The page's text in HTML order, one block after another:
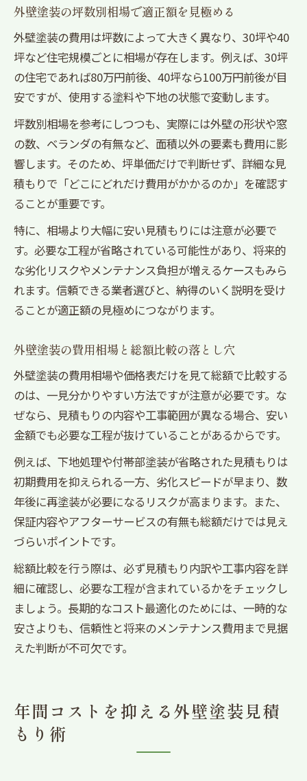
外壁塗装の坪数別相場で適正額を見極める
外壁塗装の費用は坪数によって大きく異なり、30坪や40
坪など住宅規模ごとに相場が存在します。例えば、30坪
の住宅であれば80万円前後、40坪なら100万円前後が目
安ですが、使用する塗料や下地の状態で変動します。
坪数別相場を参考にしつつも、実際には外壁の形状や窓
の数、ベランダの有無など、面積以外の要素も費用に影
響します。そのため、坪単価だけで判断せず、詳細な見
積もりで「どこにどれだけ費用がかかるのか」を確認す
ることが重要です。
特に、相場より大幅に安い見積もりには注意が必要で
す。必要な工程が省略されている可能性があり、将来的
な劣化リスクやメンテナンス負担が増えるケースもみら
れます。信頼できる業者選びと、納得のいく説明を受け
ることが適正額の見極めにつながります。
外壁塗装の費用相場と総額比較の落とし穴
外壁塗装の費用相場や価格表だけを見て総額で比較する
のは、一見分かりやすい方法ですが注意が必要です。な
ぜなら、見積もりの内容や工事範囲が異なる場合、安い
金額でも必要な工程が抜けていることがあるからです。
例えば、下地処理や付帯部塗装が省略された見積もりは
初期費用を抑えられる一方、劣化スピードが早まり、数
年後に再塗装が必要になるリスクが高まります。また、
保証内容やアフターサービスの有無も総額だけでは見え
づらいポイントです。
総額比較を行う際は、必ず見積もり内訳や工事内容を詳
細に確認し、必要な工程が含まれているかをチェックし
ましょう。長期的なコスト最適化のためには、一時的な
安さよりも、信頼性と将来のメンテナンス費用まで見据
えた判断が不可欠です。
年間コストを抑える外壁塗装見積
もり術